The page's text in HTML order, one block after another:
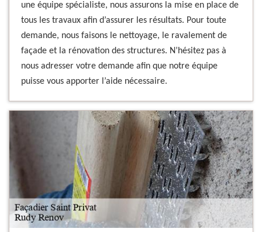
une équipe spécialiste, nous assurons la mise en place de
tous les travaux afin d’assurer les résultats. Pour toute
demande, nous faisons le nettoyage, le ravalement de
façade et la rénovation des structures. N’hésitez pas à
nous adresser votre demande afin que notre équipe
puisse vous apporter l’aide nécessaire.